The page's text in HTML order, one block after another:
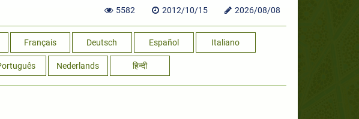
5582 2012/10/15 2026/08/08
Français Deutsch Español Italiano
Nederlands हिन्दी